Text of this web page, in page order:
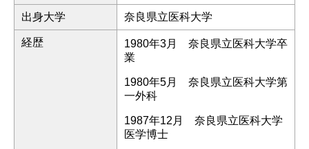
出身大学 奈良県立医科大学
経歴
1980年3月 奈良県立医科大学卒
業
1980年5月 奈良県立医科大学第
一外科
1987年12月 奈良県立医科大学
医学博士